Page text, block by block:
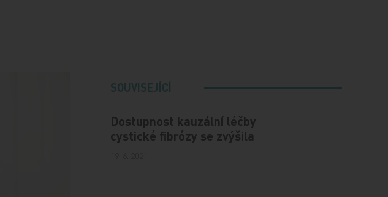
SOUVISEJÍCÍ
Dostupnost kauzální léčby
cystické fibrózy se zvýšila